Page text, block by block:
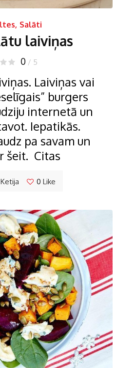
, Salāti
laiviņas
0 / 5
Laiviņas vai
burgers
internetā un
Iepatikās.
pa savam un
šeit. Citas
Ketija 0 Like